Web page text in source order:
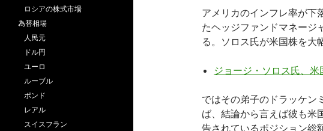
アメリカのインフレ率が下
たヘッジファンドマネージ
る。ソロス氏が米国株を大
ジョージ・ソロス氏、
ではその弟子のドラッケン
ば、結論から言えば彼も米
告されているポジション総
ロシアの株式市場
為替相場
人民元
ドル円
ユーロ
ルーブル
ポンド
レアル
スイスフラン